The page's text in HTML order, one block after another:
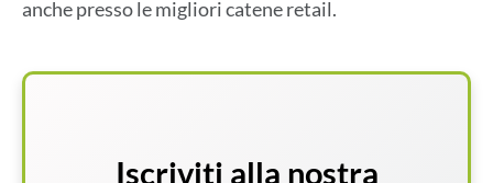
anche presso le migliori catene retail.
Iscriviti alla nostra